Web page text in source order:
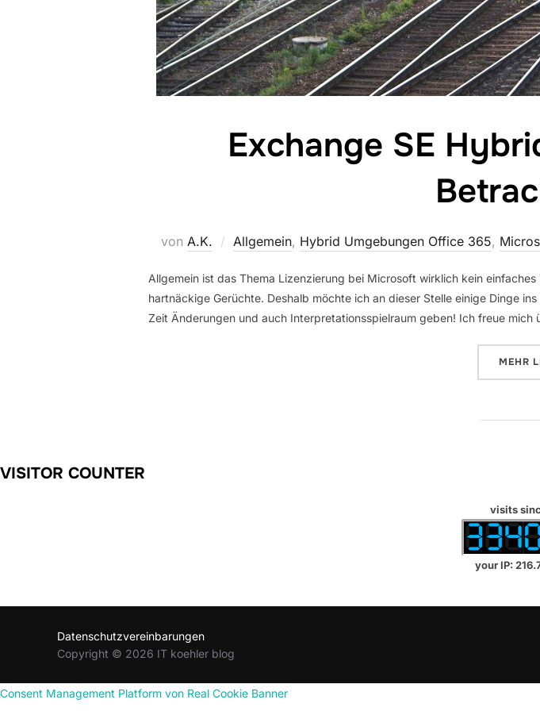
Exchange SE
von A.K. Allgemein, Hybrid Umgebungen Office 365,
Allgemein ist das Thema Lizenzierung bei Microsoft wirklich kein
hartnäckige Gerüchte. Deshalb möchte ich an dieser Stelle einige Dinge
Zeit Änderungen und auch Interpretationsspielraum geben! Ich freue mich
MEHR
VISITOR COUNTER
visits
your IP:
Datenschutzvereinbarungen
Copyright © 2026 IT koehler blog
Consent Management Platform von Real Cookie Banner